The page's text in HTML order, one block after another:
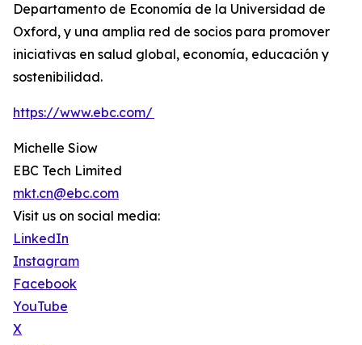
Departamento de Economía de la Universidad de
Oxford, y una amplia red de socios para promover
iniciativas en salud global, economía, educación y
sostenibilidad.
https://www.ebc.com/
Michelle Siow
EBC Tech Limited
mkt.cn@ebc.com
Visit us on social media:
LinkedIn
Instagram
Facebook
YouTube
X